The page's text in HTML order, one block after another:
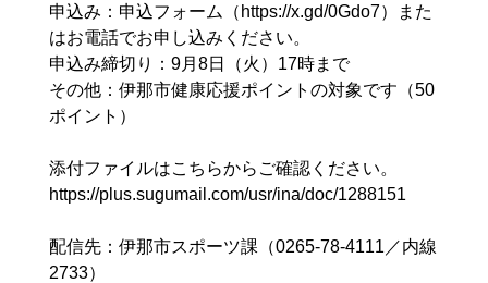
申込み：申込フォーム（https://x.gd/0Gdo7）また
はお電話でお申し込みください。
申込み締切り：9月8日（火）17時まで
その他：伊那市健康応援ポイントの対象です（50
ポイント）
添付ファイルはこちらからご確認ください。
https://plus.sugumail.com/usr/ina/doc/1288151
配信先：伊那市スポーツ課（0265-78-4111／内線
2733）